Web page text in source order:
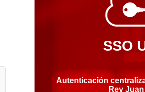
SSO
Autenticación
Rey